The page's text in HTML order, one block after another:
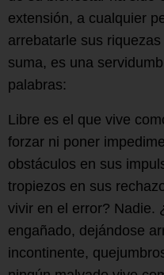
extensión, a cualquier
arrebatarle sus
suma, es una
palabras:
Libre es el que vive
forzar ni poner
obstáculos en sus
tropiezos en sus
vivir en el error? Nadie.
engañado, dejándose
incontinente,